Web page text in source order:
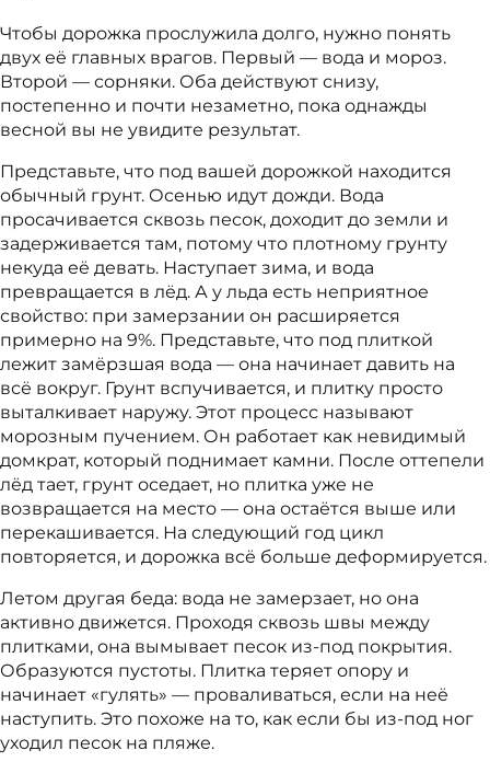
Чтобы дорожка прослужила долго, нужно понять
двух её главных врагов. Первый — вода и мороз.
Второй — сорняки. Оба действуют снизу,
постепенно и почти незаметно, пока однажды
весной вы не увидите результат.
Представьте, что под вашей дорожкой находится
обычный грунт. Осенью идут дожди. Вода
просачивается сквозь песок, доходит до земли и
задерживается там, потому что плотному грунту
некуда её девать. Наступает зима, и вода
превращается в лёд. А у льда есть неприятное
свойство: при замерзании он расширяется
примерно на 9%. Представьте, что под плиткой
лежит замёрзшая вода — она начинает давить на
всё вокруг. Грунт вспучивается, и плитку просто
выталкивает наружу. Этот процесс называют
морозным пучением. Он работает как невидимый
домкрат, который поднимает камни. После оттепели
лёд тает, грунт оседает, но плитка уже не
возвращается на место — она остаётся выше или
перекашивается. На следующий год цикл
повторяется, и дорожка всё больше деформируется.
Летом другая беда: вода не замерзает, но она
активно движется. Проходя сквозь швы между
плитками, она вымывает песок из-под покрытия.
Образуются пустоты. Плитка теряет опору и
начинает «гулять» — проваливаться, если на неё
наступить. Это похоже на то, как если бы из-под ног
уходил песок на пляже.